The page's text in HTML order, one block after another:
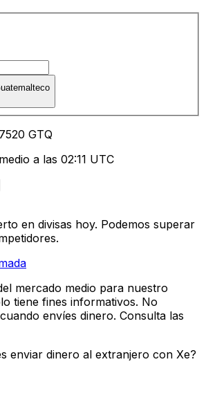
GTQ
a las 02:11 UTC
en divisas hoy. Podemos superar
mercado medio para nuestro
tiene fines informativos. No
envíes dinero. Consulta las
enviar dinero al extranjero con Xe?